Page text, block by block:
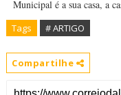
Municipal é a sua casa, a
Tags # ARTIGO
Compartilhe